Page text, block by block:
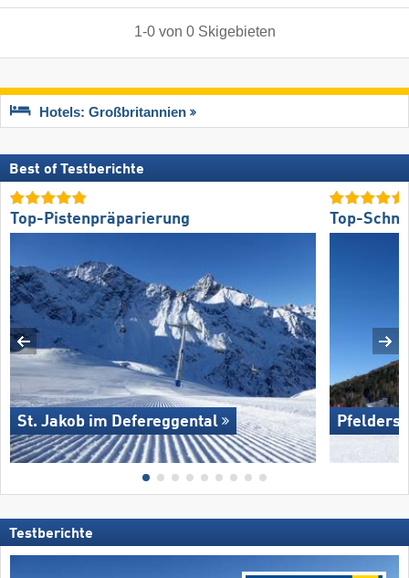
1-0von 0 Skigebieten
Hotels: Großbritannien
Best of Testberichte
Top-Pistenpräparierung
St. Jakob im Defereggental
Top-
Pfelders
Testberichte